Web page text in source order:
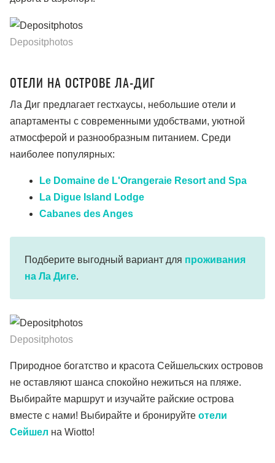
Depositphotos
ОТЕЛИ НА ОСТРОВЕ ЛА-ДИГ
Ла Диг предлагает гестхаусы, небольшие отели и
апартаменты с современными удобствами, уютной
атмосферой и разнообразным питанием. Среди
наиболее популярных:
Le Domaine de L'Orangeraie Resort and Spa
La Digue Island Lodge
Cabanes des Anges
Подберите выгодный вариант для проживания
на Ла Диге.
Depositphotos
Природное богатство и красота Сейшельских островов
не оставляют шанса спокойно нежиться на пляже.
Выбирайте маршрут и изучайте райские острова
вместе с нами! Выбирайте и бронируйте отели
Сейшел на Wiotto!